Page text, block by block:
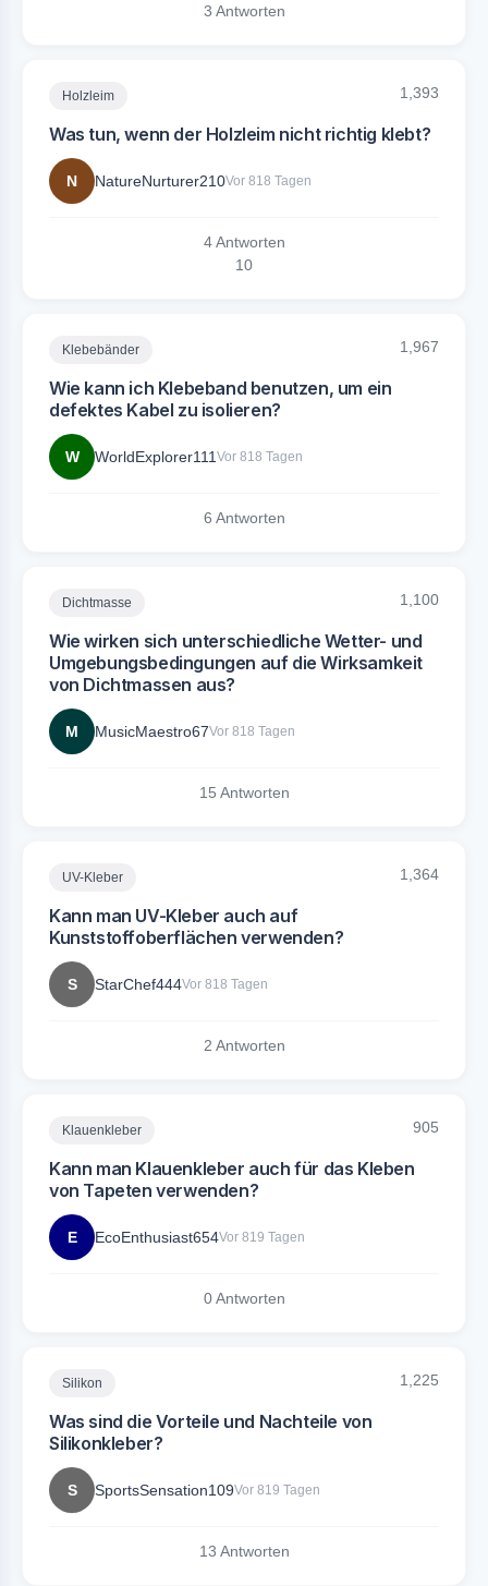
3 Antworten
Holzleim 1,393
Was tun, wenn der Holzleim nicht richtig klebt?
N NatureNurturer210Vor 818 Tagen
4 Antworten
10
Klebebänder 1,967
Wie kann ich Klebeband benutzen, um ein
defektes Kabel zu isolieren?
W WorldExplorer111 Vor 818 Tagen
6 Antworten
Dichtmasse 1,100
Wie wirken sich unterschiedliche Wetter- und
Umgebungsbedingungen auf die Wirksamkeit
von Dichtmassen aus?
M MusicMaestro67Vor 818 Tagen
15 Antworten
UV-Kleber 1,364
Kann man UV-Kleber auch auf
Kunststoffoberflächen verwenden?
S StarChef444Vor 818 Tagen
2 Antworten
Klauenkleber 905
Kann man Klauenkleber auch für das Kleben
von Tapeten verwenden?
E EcoEnthusiast654Vor 819 Tagen
0 Antworten
Silikon 1,225
Was sind die Vorteile und Nachteile von
Silikonkleber?
S SportsSensation109Vor 819 Tagen
13 Antworten